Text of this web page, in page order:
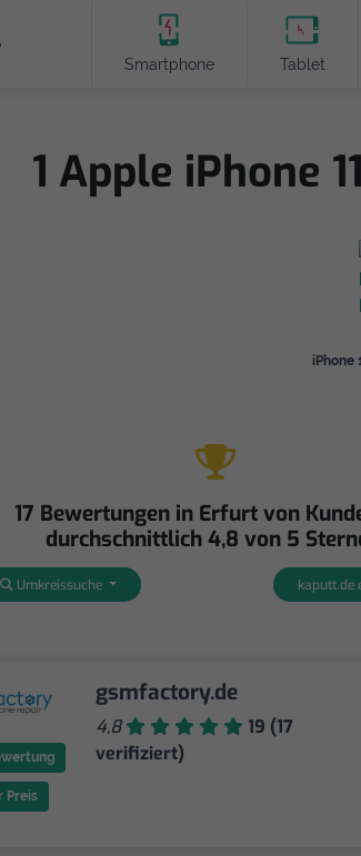
Smartphone Tablet
1 Apple iPhone
iPhone
17 Bewertungen in Erfurt von
durchschnittlich 4,8 von 5
Umkreissuche kaputt.de
Preis
gsmfactory.de
4,8
19 (17
verifiziert)